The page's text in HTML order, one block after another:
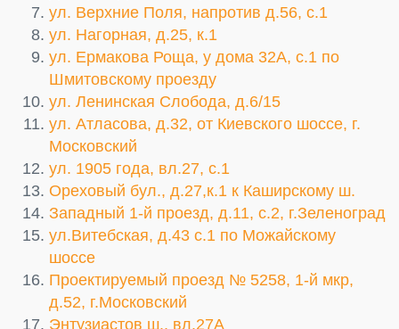
ул. Верхние Поля, напротив д.56, с.1
ул. Нагорная, д.25, к.1
ул. Ермакова Роща, у дома 32А, с.1 по
Шмитовскому проезду
ул. Ленинская Слобода, д.6/15
ул. Атласова, д.32, от Киевского шоссе, г.
Московский
ул. 1905 года, вл.27, с.1
Ореховый бул., д.27,к.1 к Каширскому ш.
Западный 1-й проезд, д.11, с.2, г.Зеленоград
ул.Витебская, д.43 с.1 по Можайскому
шоссе
Проектируемый проезд № 5258, 1-й мкр,
д.52, г.Московский
Энтузиастов ш., вл.27А